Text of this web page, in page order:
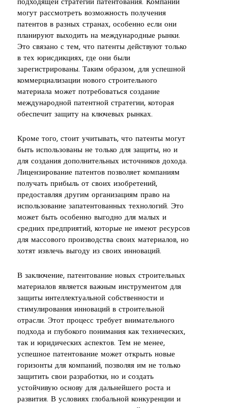
подходящей стратегии патентования. Компании
могут рассмотреть возможность получения
патентов в разных странах, особенно если они
планируют выходить на международные рынки.
Это связано с тем, что патенты действуют только
в тех юрисдикциях, где они были
зарегистрированы. Таким образом, для успешной
коммерциализации нового строительного
материала может потребоваться создание
международной патентной стратегии, которая
обеспечит защиту на ключевых рынках.
Кроме того, стоит учитывать, что патенты могут
быть использованы не только для защиты, но и
для создания дополнительных источников дохода.
Лицензирование патентов позволяет компаниям
получать прибыль от своих изобретений,
предоставляя другим организациям право на
использование запатентованных технологий. Это
может быть особенно выгодно для малых и
средних предприятий, которые не имеют ресурсов
для массового производства своих материалов, но
хотят извлечь выгоду из своих инноваций.
В заключение, патентование новых строительных
материалов является важным инструментом для
защиты интеллектуальной собственности и
стимулирования инноваций в строительной
отрасли. Этот процесс требует внимательного
подхода и глубокого понимания как технических,
так и юридических аспектов. Тем не менее,
успешное патентование может открыть новые
горизонты для компаний, позволяя им не только
защитить свои разработки, но и создать
устойчивую основу для дальнейшего роста и
развития. В условиях глобальной конкуренции и